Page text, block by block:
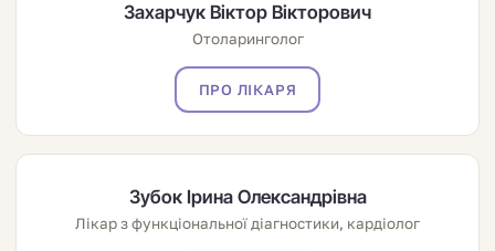
Захарчук Віктор Вікторович
Отоларинголог
ПРО ЛІКАРЯ
Зубок Ірина Олександрівна
Лікар з функціональної діагностики, кардіолог